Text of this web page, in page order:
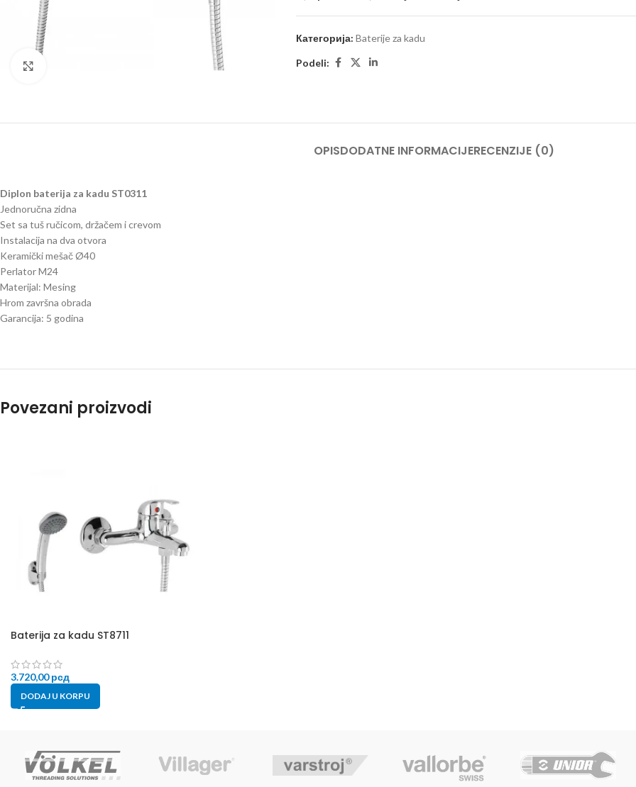
Категорија: Baterije za kadu
Podeli:
OPISDODATNE INFORMACIJERECENZIJE (0)
Diplon baterija za kadu ST0311
Jednoručna zidna
Set sa tuš ručicom, držačem i crevom
Instalacija na dva otvora
Keramički mešač Ø40
Perlator M24
Materijal: Mesing
Hrom završna obrada
Garancija: 5 godina
Povezani proizvodi
Baterija za kadu ST8711
3.720,00рсд
DODAJ U KORPU